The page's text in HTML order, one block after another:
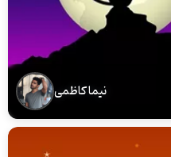
نیما کاظمی